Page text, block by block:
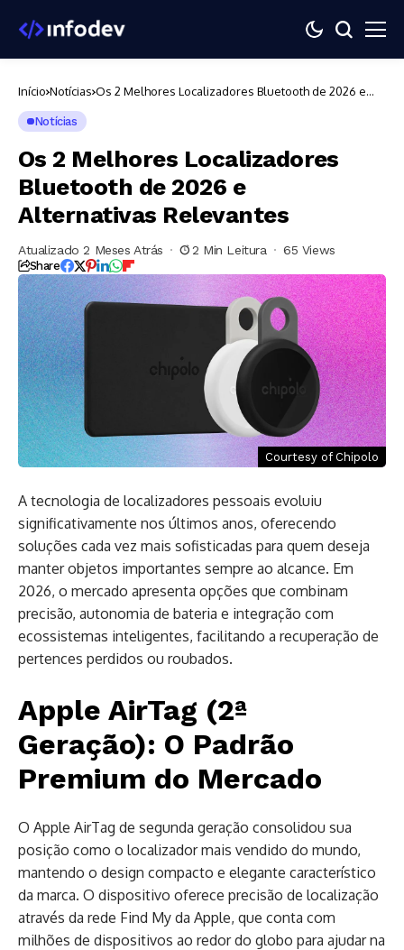
Início Notícias Os 2 Melhores Localizadores Bluetooth de 2026 e
Notícias
Os 2 Melhores Localizadores
Bluetooth de 2026 e
Alternativas Relevantes
Atualizado 2 Meses Atrás 2 Min Leitura 65 Views
Share
Courtesy of Chipolo
A tecnologia de localizadores pessoais evoluiu
significativamente nos últimos anos, oferecendo
soluções cada vez mais sofisticadas para quem deseja
manter objetos importantes sempre ao alcance. Em
2026, o mercado apresenta opções que combinam
precisão, autonomia de bateria e integração com
ecossistemas inteligentes, facilitando a recuperação de
pertences perdidos ou roubados.
Apple AirTag (2ª
Geração): O Padrão
Premium do Mercado
O Apple AirTag de segunda geração consolidou sua
posição como o localizador mais vendido do mundo,
mantendo o design compacto e elegante característico
da marca. O dispositivo oferece precisão de localização
através da rede Find My da Apple, que conta com
milhões de dispositivos ao redor do globo para ajudar na